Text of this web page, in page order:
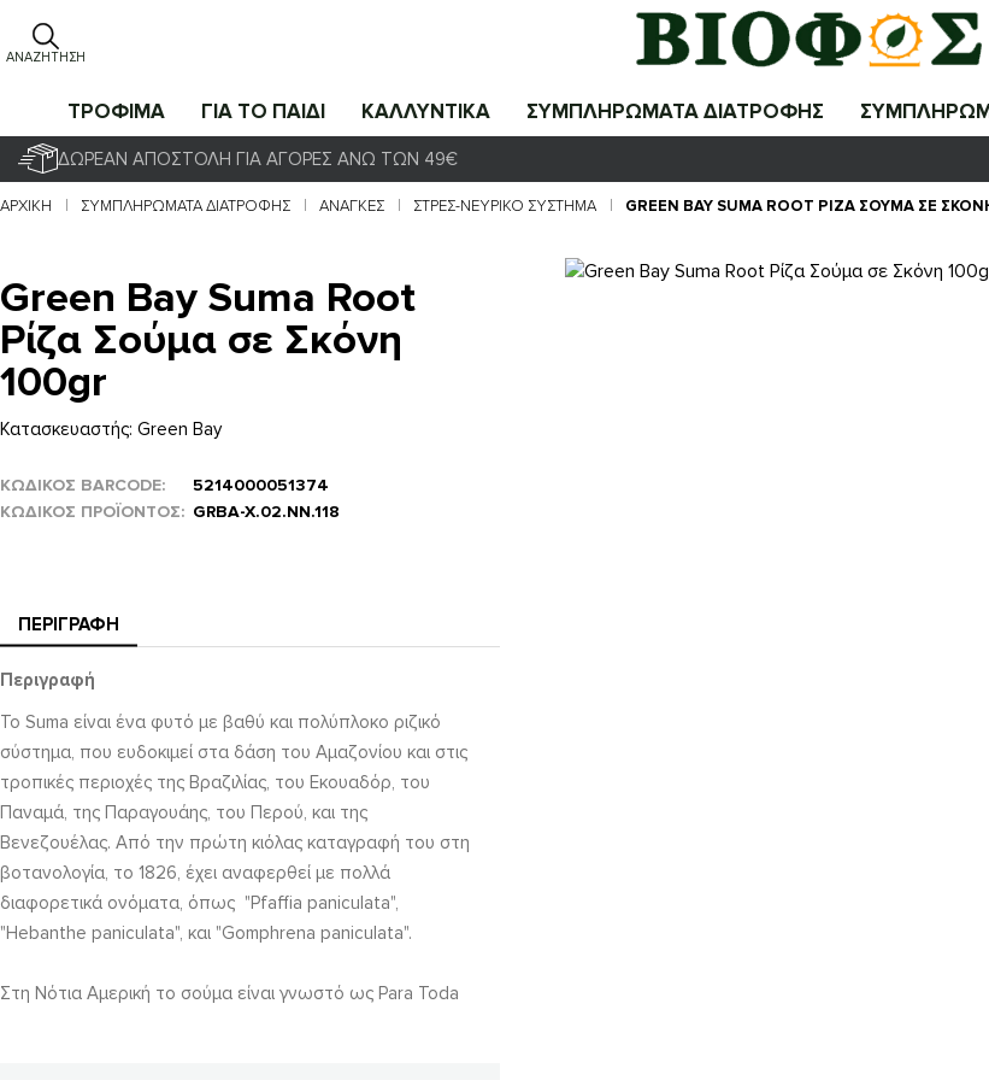
ΑΝΑΖΉΤΗΣΗ
ΤΡΟΦΙΜΑ ΓΙΑ ΤΟ ΠΑΙΔΙ ΚΑΛΛΥΝΤΙΚΑ ΣΥΜΠΛΗΡΩΜΑΤΑ ΔΙΑΤΡΟΦΗΣ
ΔΩΡΕΆΝ ΑΠΟΣΤΟΛΉ ΓΙΑ ΑΓΟΡΈΣ ΆΝΩ ΤΩΝ 49€
ΑΡΧΙΚΉ ΣΥΜΠΛΗΡΩΜΑΤΑ ΔΙΑΤΡΟΦΗΣ ΑΝΆΓΚΕΣ ΣΤΡΕΣ-ΝΕΥΡΙΚΌ ΣΎΣΤΗΜΑ GREEN BAY SUMA ROOT ΡΊΖΑ ΣΟΎΜΑ ΣΕ
Green Bay Suma Root
Ρίζα Σούμα σε Σκόνη
100gr
Κατασκευαστής: Green Bay
ΚΩΔΙΚΟΣ BARCODE
5214000051374
ΚΩΔΙΚΌΣ ΠΡΟΪΌΝΤΟΣ
GRBA-X.02.NN.118
ΠΕΡΙΓΡΑΦΉ
Περιγραφή
To Suma είναι ένα φυτό με βαθύ και πολύπλοκο ριζικό
σύστημα, που ευδοκιμεί στα δάση του Αμαζονίου και στις
τροπικές περιοχές της Βραζιλίας, του Εκουαδόρ, του
Παναμά, της Παραγουάης, του Περού, και της
Βενεζουέλας. Από την πρώτη κιόλας καταγραφή του στη
βοτανολογία, το 1826, έχει αναφερθεί με πολλά
διαφορετικά ονόματα, όπως "Pfaffia paniculata",
"Hebanthe paniculata", και "Gomphrena paniculata".
Στη Νότια Αμερική το σούμα είναι γνωστό ως Para Toda